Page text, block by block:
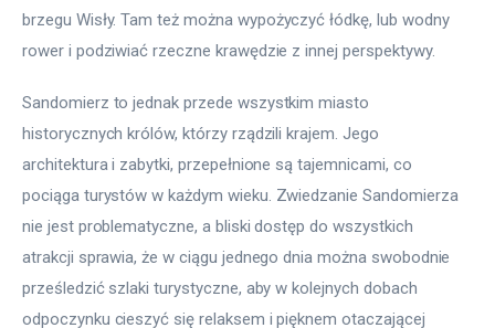
brzegu Wisły. Tam też można wypożyczyć łódkę, lub wodny
rower i podziwiać rzeczne krawędzie z innej perspektywy.
Sandomierz to jednak przede wszystkim miasto
historycznych królów, którzy rządzili krajem. Jego
architektura i zabytki, przepełnione są tajemnicami, co
pociąga turystów w każdym wieku. Zwiedzanie Sandomierza
nie jest problematyczne, a bliski dostęp do wszystkich
atrakcji sprawia, że w ciągu jednego dnia można swobodnie
prześledzić szlaki turystyczne, aby w kolejnych dobach
odpoczynku cieszyć się relaksem i pięknem otaczającej